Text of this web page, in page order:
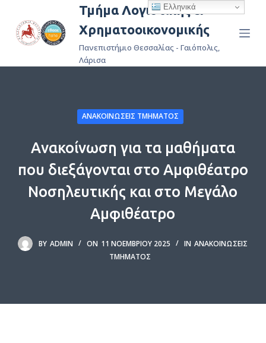
ε
ε
Τμήμα Λογιστικής &
Χρηματοοικονομικής
Πανεπιστήμιο Θεσσαλίας - Γαιόπολις,
Λάρισα
ΑΝΑΚΟΙΝΏΣΕΙΣ ΤΜΉΜΑΤΟΣ
Ανακοίνωση για τα μαθήματα
που διεξάγονται στο Αμφιθέατρο
Νοσηλευτικής και στο Μεγάλο
Αμφιθέατρο
BY ADMIN ON 11 ΝΟΕΜΒΡΊΟΥ 2025 IN ΑΝΑΚΟΙΝΏΣΕΙΣ
ΤΜΉΜΑΤΟΣ
Ελληνικά